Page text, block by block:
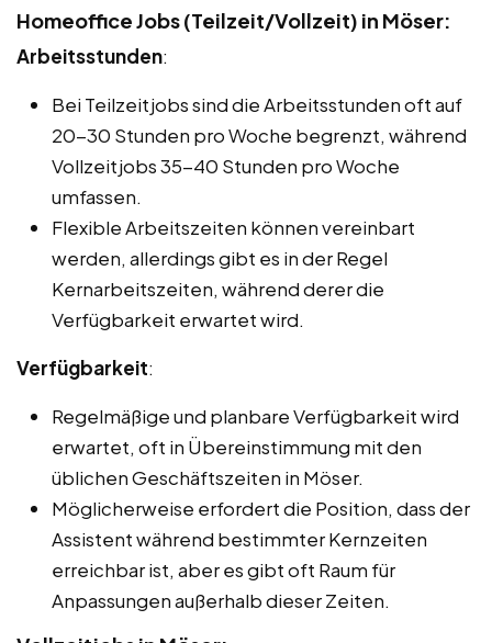
Homeoffice Jobs (Teilzeit/Vollzeit) in Möser:
Arbeitsstunden:
Bei Teilzeitjobs sind die Arbeitsstunden oft auf
20-30 Stunden pro Woche begrenzt, während
Vollzeitjobs 35-40 Stunden pro Woche
umfassen.
Flexible Arbeitszeiten können vereinbart
werden, allerdings gibt es in der Regel
Kernarbeitszeiten, während derer die
Verfügbarkeit erwartet wird.
Verfügbarkeit:
Regelmäßige und planbare Verfügbarkeit wird
erwartet, oft in Übereinstimmung mit den
üblichen Geschäftszeiten in Möser.
Möglicherweise erfordert die Position, dass der
Assistent während bestimmter Kernzeiten
erreichbar ist, aber es gibt oft Raum für
Anpassungen außerhalb dieser Zeiten.